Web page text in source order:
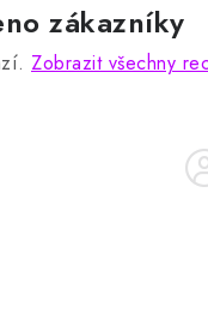
zákazníky
Zobrazit všechny